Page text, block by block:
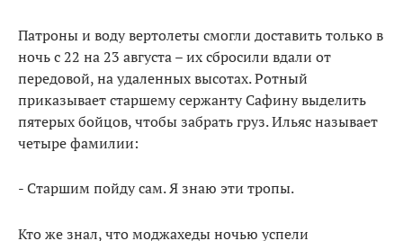
Патроны и воду вертолеты смогли доставить только в
ночь с 22 на 23 августа – их сбросили вдали от
передовой, на удаленных высотах. Ротный
приказывает старшему сержанту Сафину выделить
пятерых бойцов, чтобы забрать груз. Ильяс называет
четыре фамилии:
- Старшим пойду сам. Я знаю эти тропы.
Кто же знал, что моджахеды ночью успели